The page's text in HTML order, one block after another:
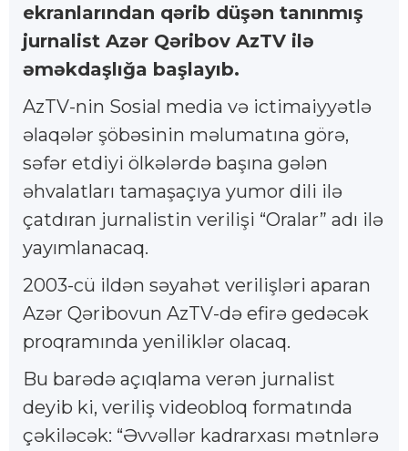
ekranlarından qərib düşən tanınmış
jurnalist Azər Qəribov AzTV ilə
əməkdaşlığa başlayıb.
AzTV-nin Sosial media və ictimaiyyətlə
əlaqələr şöbəsinin məlumatına görə,
səfər etdiyi ölkələrdə başına gələn
əhvalatları tamaşaçıya yumor dili ilə
çatdıran jurnalistin verilişi “Oralar” adı ilə
yayımlanacaq.
2003-cü ildən səyahət verilişləri aparan
Azər Qəribovun AzTV-də efirə gedəcək
proqramında yeniliklər olacaq.
Bu barədə açıqlama verən jurnalist
deyib ki, veriliş videobloq formatında
çəkiləcək: “Əvvəllər kadrarxası mətnlərə